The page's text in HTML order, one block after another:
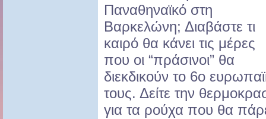
Παναθηναϊκό στη
Βαρκελώνη; Διαβάστε τι
καιρό θα κάνει τις μέρες
που οι “πράσινοι” θα
διεκδικούν το 6ο
τους. Δείτε την
για τα ρούχα που θα